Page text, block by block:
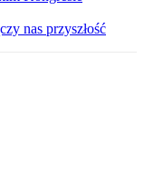
nas przyszłość